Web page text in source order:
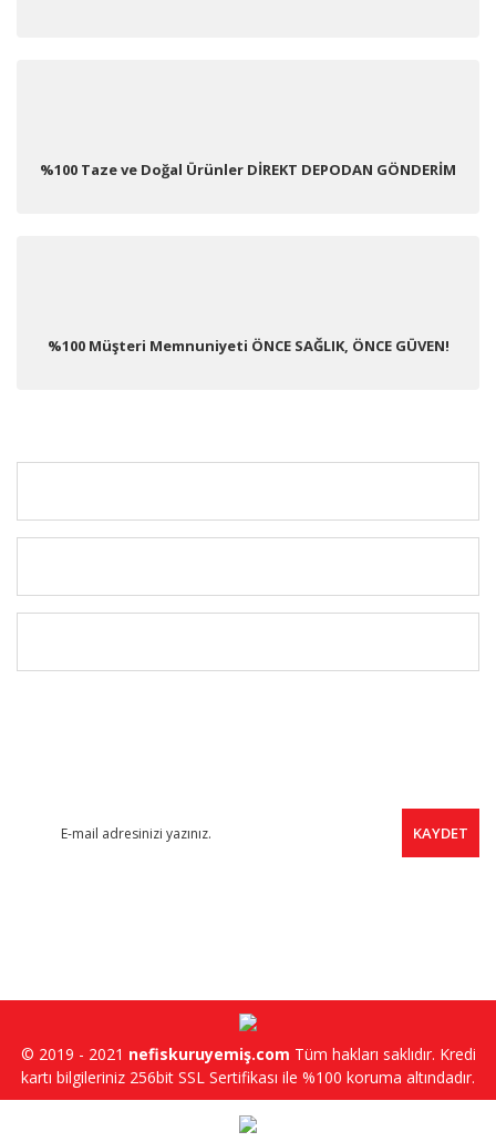
%100 Taze ve Doğal Ürünler DİREKT DEPODAN GÖNDERİM
%100 Müşteri Memnuniyeti ÖNCE SAĞLIK, ÖNCE GÜVEN!
KAYDET
© 2019 - 2021 nefiskuruyemiş.com Tüm hakları saklıdır. Kredi
kartı bilgileriniz 256bit SSL Sertifikası ile %100 koruma altındadır.